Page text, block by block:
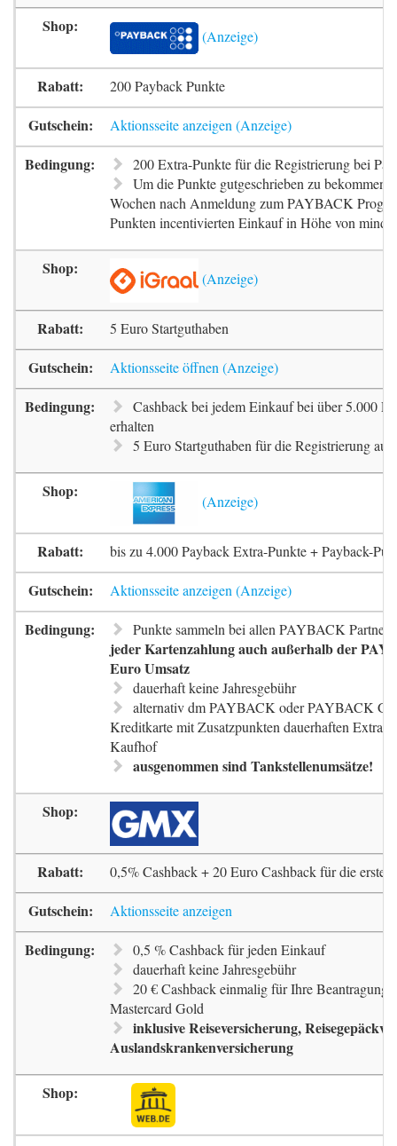
200 Payback Punkte
Aktionsseite anzeigen
200 Extra-Punkte für die Registrierung bei
Um die Punkte gutgeschrieben zu bekommen,
Wochen nach Anmeldung zum PAYBACK
Punkten incentivierten Einkauf in Höhe von
5 Euro Startguthaben
Aktionsseite öffnen
Cashback bei jedem Einkauf bei über 5.000
erhalten
5 Euro Startguthaben für die Registrierung
bis zu 4.000 Payback Extra-Punkte + Payback-
Aktionsseite anzeigen
Punkte sammeln bei allen PAYBACK
jeder Kartenzahlung auch außerhalb der
Euro Umsatz
dauerhaft keine Jahresgebühr
alternativ dm PAYBACK oder PAYBACK
Kreditkarte mit Zusatzpunkten dauerhaften Extra-
Kaufhof
ausgenommen sind Tankstellenumsätze!
0,5% Cashback + 20 Euro Cashback für die erste
Aktionsseite anzeigen
0,5 % Cashback für jeden Einkauf
dauerhaft keine Jahresgebühr
20 € Cashback einmalig für Ihre Beantragung
Mastercard Gold
inklusive Reiseversicherung,
Auslandskrankenversicherung